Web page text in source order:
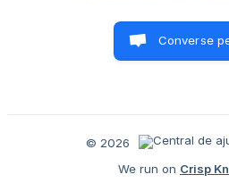
Converse
© 2026
We run on Crisp